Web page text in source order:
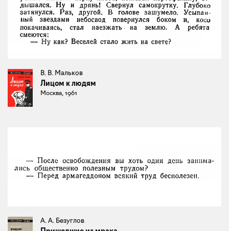
В. В. Мальков
Лицом к людям
Москва, 1961
А. А. Безуглов